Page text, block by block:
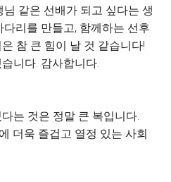
같은 선배가 되고 싶다는 생
리를 만들고, 함께하는 선후
참 큰 힘이 날 것 같습니다!
니다. 감사합니다.
는 것은 정말 큰 복입니다.
더욱 즐겁고 열정 있는 사회